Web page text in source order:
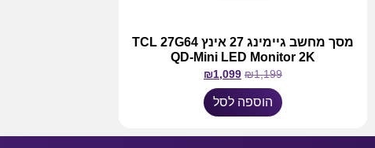
מסך מחשב גיימינג 27 אינץ TCL 27G64
QD-Mini LED Monitor 2K
₪1,199
₪1,099
הוספה לסל